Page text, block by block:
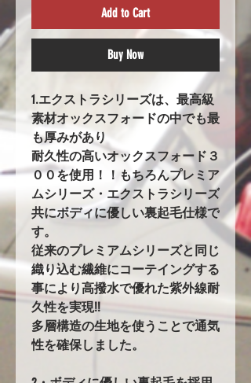
Add to Cart
Buy Now
1.エクストラシリーズは、最高級
素材オックスフォードの中でも最
も厚みがあり
耐久性の高いオックスフォード３
００を使用！！もちろんプレミア
ムシリーズ・エクストラシリーズ
共にボディに優しい裏起毛仕様で
す。
従来のプレミアムシリーズと同じ
織り込む繊維にコーテイングする
事により高撥水で優れた紫外線耐
久性を実現!!
多層構造の生地を使うことで通気
性を確保しました。